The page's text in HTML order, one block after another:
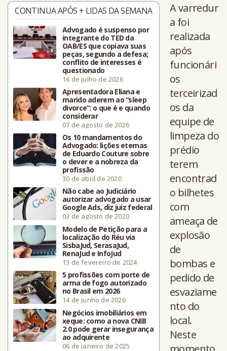
CONTINUA APÓS + LIDAS DA SEMANA
Advogado é suspenso por
integrante do TED da
OAB/ES que copiava suas
peças, segundo a defesa;
conflito de interesses é
questionado
16 de julho de 2026
Apresentadora Eliana e
marido aderem ao “sleep
divorce”: o que é e quando
considerar
07 de agosto de 2026
Os 10 mandamentos do
Advogado: lições eternas
de Eduardo Couture sobre
o dever e a nobreza da
profissão
30 de abril de 2020
Não cabe ao Judiciário
autorizar advogado a usar
Google Ads, diz juiz federal
03 de agosto de 2020
Modelo de Petição para a
localização do Réu via
SisbaJud, SerasaJud,
RenaJud e InfoJud
13 de fevereiro de 2024
5 profissões com porte de
arma de fogo autorizado
no Brasil em 2026
14 de junho de 2026
Negócios imobiliários em
xeque: como a nova CNIB
2.0 pode gerar insegurança
ao adquirente
06 de janeiro de 2025
A varredur
a foi
realizada
após
funcionári
os
terceirizad
os da
equipe de
limpeza do
prédio
terem
encontrad
o bilhetes
com
ameaça de
explosão
de
bombas e
pedido de
esvaziame
nto do
local.
Neste